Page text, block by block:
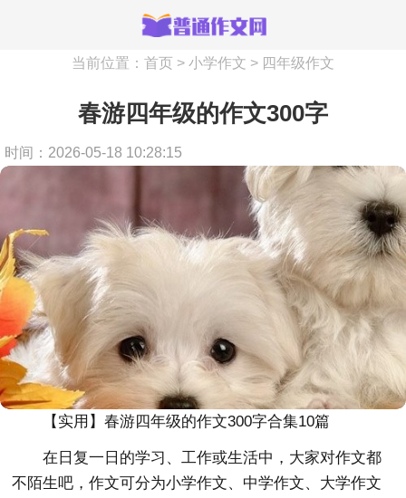
当前位置： 首页 > 小学作文 > 四年级作文
春游四年级的作文300字
时间：2026-05-18 10:28:15
【实用】春游四年级的作文300字合集10篇
在日复一日的学习、工作或生活中，大家对作文都
不陌生吧，作文可分为小学作文、中学作文、大学作文